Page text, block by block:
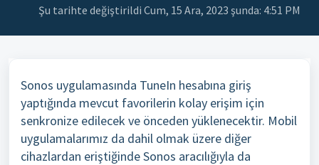
Şu tarihte değiştirildi Cum, 15 Ara, 2023 şunda: 4:51 PM
Sonos uygulamasında TuneIn hesabına giriş
yaptığında mevcut favorilerin kolay erişim için
senkronize edilecek ve önceden yüklenecektir. Mobil
uygulamalarımız da dahil olmak üzere diğer
cihazlardan eriştiğinde Sonos aracılığıyla da